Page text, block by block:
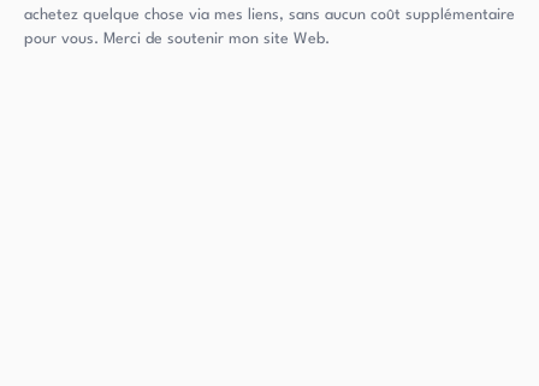
achetez quelque chose via mes liens, sans aucun coût supplémentaire
pour vous. Merci de soutenir mon site Web.